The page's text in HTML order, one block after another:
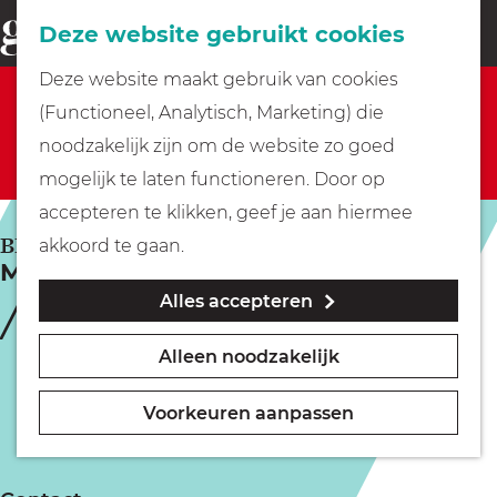
Deze website gebruikt cookies
Deze website maakt gebruik van cookies
(Functioneel, Analytisch, Marketing) die
noodzakelijk zijn om de website zo goed
mogelijk te laten functioneren. Door op
accepteren te klikken, geef je aan hiermee
akkoord te gaan.
Alles accepteren
Alleen noodzakelijk
Voorkeuren aanpassen
G
a
r
d
h
Fietsen
Wandelen
Geocachen
Naar het museum
o
e
k
e
n
Sorry, deze activiteit is niet meer beschikbaar.
Bekijk hetactuele aanbod
voor de beschikbare
opties.
Marktconcert door Wibren Jonkers
BREUKELEN